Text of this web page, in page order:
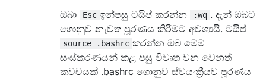
ඔබා Esc ඉන්පසු ටයිප් කරන්න :wq . දැන් ඔබට
ගොනුව නැවත පූරණය කිරීමට අවශ්‍යයි. ටයිප්
source .bashrc කරන්න ඔබ මෙම
සංස්කරණයන් කළ පසු විවෘත වන වෙනත්
කවචයක් .bashrc ගොනුව ස්වයංක්‍රීයව පූරණය